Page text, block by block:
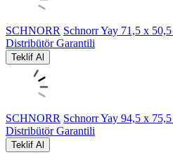
SCHNORR Schnorr Yay 71,5 x
Distribütör Garantili
Teklif Al
SCHNORR Schnorr Yay 94,5 x
Distribütör Garantili
Teklif Al